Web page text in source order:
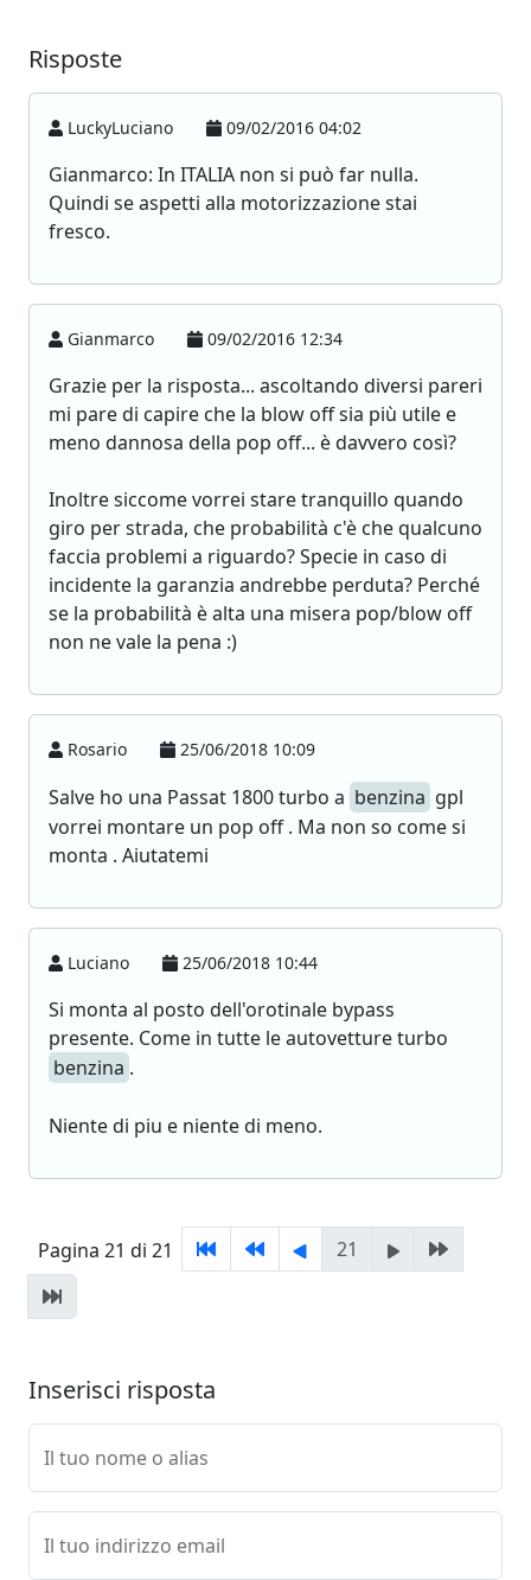
Risposte
LuckyLuciano 09/02/2016 04:02
Gianmarco: In ITALIA non si può far nulla.
Quindi se aspetti alla motorizzazione stai
fresco.
Gianmarco 09/02/2016 12:34
Grazie per la risposta... ascoltando diversi pareri
mi pare di capire che la blow off sia più utile e
meno dannosa della pop off... è davvero così?
Inoltre siccome vorrei stare tranquillo quando
giro per strada, che probabilità c'è che qualcuno
faccia problemi a riguardo? Specie in caso di
incidente la garanzia andrebbe perduta? Perché
se la probabilità è alta una misera pop/blow off
non ne vale la pena :)
Rosario 25/06/2018 10:09
Salve ho una Passat 1800 turbo a benzina gpl
vorrei montare un pop off . Ma non so come si
monta . Aiutatemi
Luciano 25/06/2018 10:44
Si monta al posto dell'orotinale bypass
presente. Come in tutte le autovetture turbo
benzina .
Niente di piu e niente di meno.
Pagina 21 di 21 21
Inserisci risposta
Il tuo nome o alias
Il tuo indirizzo email